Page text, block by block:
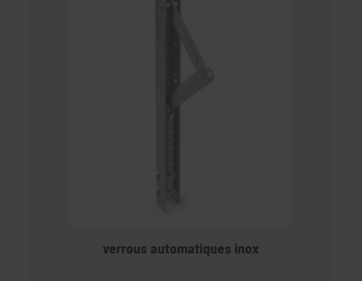
verrous automatiques inox